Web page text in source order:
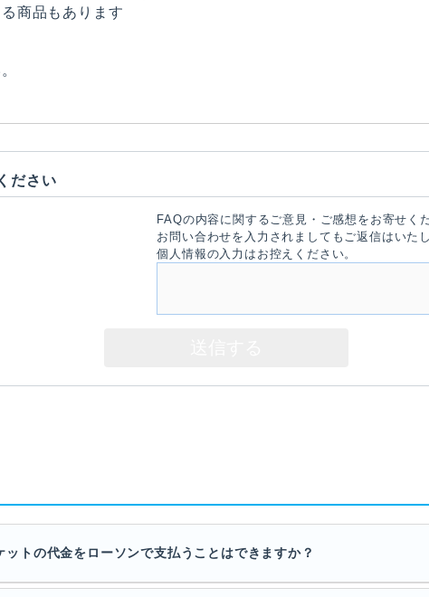
商品もあります
ださい
FAQの内容に関するご意見・ご感想をお寄せく
お問い合わせを入力されましてもご返信はいた
個人情報の入力はお控えください。
トの代金をローソンで支払うことはできますか？